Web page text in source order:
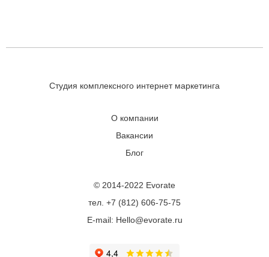
Студия комплексного интернет маркетинга
О компании
Вакансии
Блог
© 2014-2022 Evorate
тел. +7 (812) 606-75-75
E-mail: Hello@evorate.ru